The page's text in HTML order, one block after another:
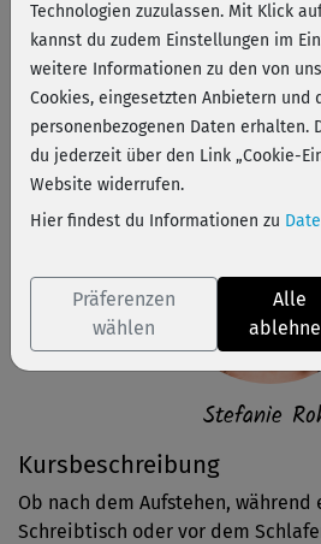
Kursbeschreibung
Ob nach dem Aufstehen, während
Schreibtisch oder vor dem
Workout-Facts
leicht
1 Min
Stefanie Rohr
Stefanie
Technologien zuzulassen. Mit Klick
kannst du zudem Einstellungen im
weitere Informationen zu den von
Cookies, eingesetzten Anbietern und
personenbezogenen Daten erhalten.
du jederzeit über den Link „Cookie-
Website widerrufen.
Hier findest du Informationen zu
Präferenzen
wählen
Alle